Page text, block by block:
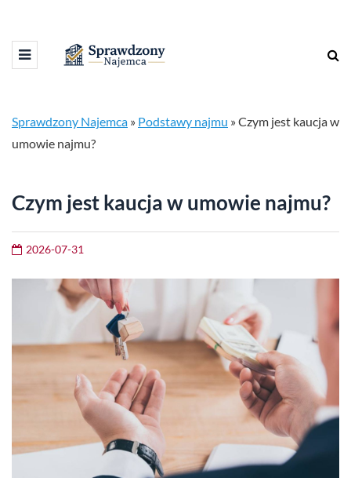
Sprawdzony Najemca » Podstawy najmu »Czym jest kaucja w
umowie najmu?
Czym jest kaucja w umowie najmu?
2026-07-31